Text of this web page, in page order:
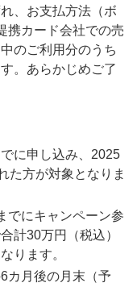
、お支払方法（ボ
携カード会社での売
のご利用分のうち
。あらかじめご了
に申し込み、2025
た方が対象となりま
でにキャンペーン参
計30万円（税込）
ります。
カ月後の月末（予